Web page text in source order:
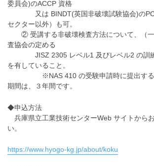
委員会)のACCP 資格
又は BINDT(英国非破壊試験協会)の
セクター以外）も可。
② 受講する非破壊検査方法について、（一
査協会の定める
JISZ 2305 レベル1 及びレベル2 の訓練
を有していること。
※NAS 410 の受験申請時に提出する訓
期間は、３年間です。
◆申込方法
兵庫県立工業技術センターWeb サイトから
い。
https://www.hyogo-kg.jp/about/koku